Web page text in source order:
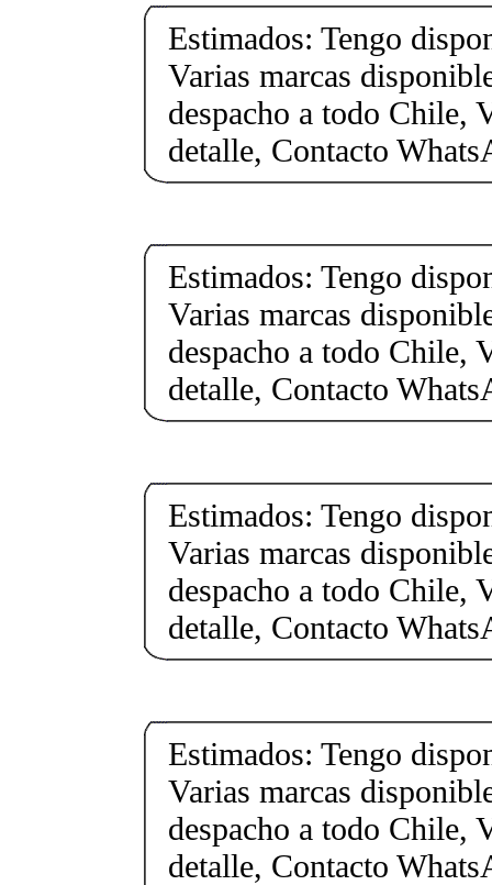
Estimados: Tengo
Varias marcas
despacho a todo Chile,
detalle, Contacto
Estimados: Tengo
Varias marcas
despacho a todo Chile,
detalle, Contacto
Estimados: Tengo
Varias marcas
despacho a todo Chile,
detalle, Contacto
Estimados: Tengo
Varias marcas
despacho a todo Chile,
detalle, Contacto